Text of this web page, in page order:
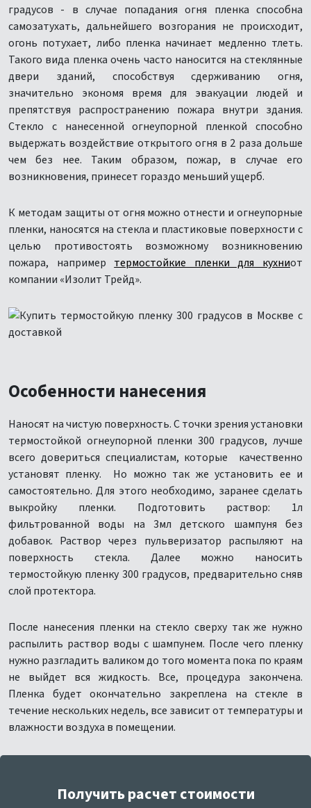
градусов - в случае попадания огня пленка способна
самозатухать, дальнейшего возгорания не происходит,
огонь потухает, либо пленка начинает медленно тлеть.
Такого вида пленка очень часто наносится на стеклянные
двери зданий, способствуя сдерживанию огня,
значительно экономя время для эвакуации людей и
препятствуя распространению пожара внутри здания.
Стекло с нанесенной огнеупорной пленкой способно
выдержать воздействие открытого огня в 2 раза дольше
чем без нее. Таким образом, пожар, в случае его
возникновения, принесет гораздо меньший ущерб.
К методам защиты от огня можно отнести и огнеупорные
пленки, наносятся на стекла и пластиковые поверхности с
целью противостоять возможному возникновению
пожара, например термостойкие пленки для кухниот
компании «Изолит Трейд».
Особенности нанесения
Наносят на чистую поверхность. С точки зрения установки
термостойкой огнеупорной пленки 300 градусов, лучше
всего довериться специалистам, которые качественно
установят пленку. Но можно так же установить ее и
самостоятельно. Для этого необходимо, заранее сделать
выкройку пленки. Подготовить раствор: 1л
фильтрованной воды на 3мл детского шампуня без
добавок. Раствор через пульверизатор распыляют на
поверхность стекла. Далее можно наносить
термостойкую пленку 300 градусов, предварительно сняв
слой протектора.
После нанесения пленки на стекло сверху так же нужно
распылить раствор воды с шампунем. После чего пленку
нужно разгладить валиком до того момента пока по краям
не выйдет вся жидкость. Все, процедура закончена.
Пленка будет окончательно закреплена на стекле в
течение нескольких недель, все зависит от температуры и
влажности воздуха в помещении.
Получить расчет стоимости